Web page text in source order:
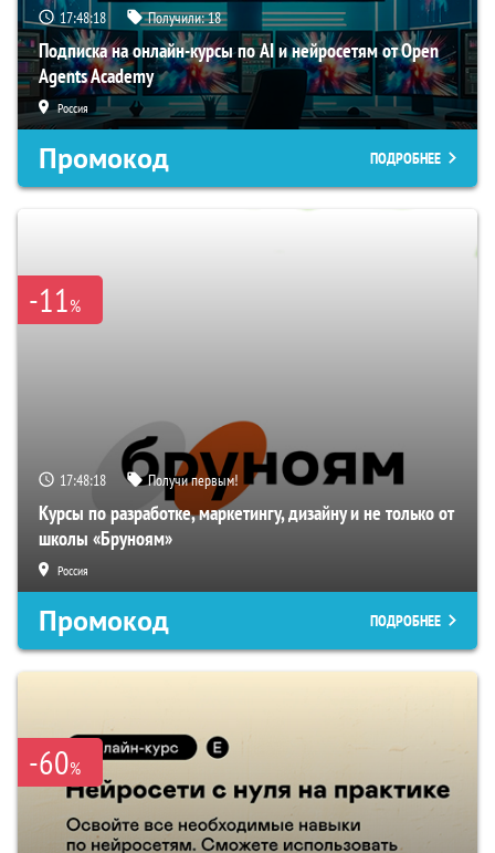
17:48:17 Получили:18
Подписка на онлайн-курсы по AI и нейросетям от Open
Agents Academy
Россия
Промокод ПОДРОБНЕЕ
-11%
17:48:17 Получи первым!
Курсы по разработке, маркетингу, дизайну и не только от
школы «Бруноям»
Россия
Промокод ПОДРОБНЕЕ
-60%